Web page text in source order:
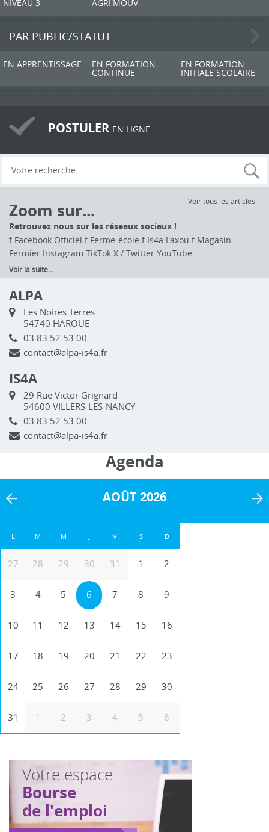
NIVEAU 3 AGRI'MOUV
PAR PUBLIC/STATUT
EN APPRENTISSAGE EN FORMATION
CONTINUE
EN FORMATION
INITIALE SCOLAIRE
POSTULER EN LIGNE
Zoom sur...
Voir tous les articles
Retrouvez nous sur les réseaux sociaux !
f Facebook Officiel f Ferme-école f Is4a Laxou f Magasin
Fermier Instagram TikTok X / Twitter YouTube
Voir la suite...
ALPA
Les Noires Terres
54740 HAROUE
03 83 52 53 00
contact@alpa-is4a.fr
IS4A
29 Rue Victor Grignard
54600 VILLERS-LES-NANCY
03 83 52 53 00
contact@alpa-is4a.fr
Agenda
AOÛT 2026
L M M J V S D
27 28 29 30 31 1 2
3 4 5 6 7 8 9
10 11 12 13 14 15 16
17 18 19 20 21 22 23
24 25 26 27 28 29 30
31 1 2 3 4 5 6
Votre espace
Bourse
de l'emploi